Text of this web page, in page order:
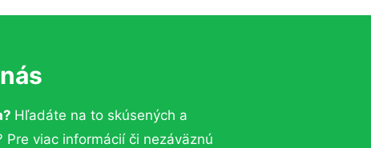
Hľadáte na to skúsených a
viac informácií či nezáväznú